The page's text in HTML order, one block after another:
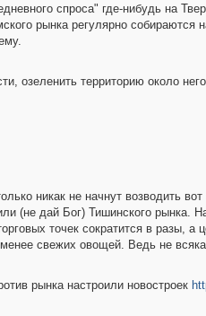
спроса" где-нибудь на
рынка регулярно собираются
озеленить территорию около
никак не начнут возводить
(не дай Бог) Тишинского
точек сократится в разы,
менее свежих овощей. Ведь не
рынка настроили новостроек